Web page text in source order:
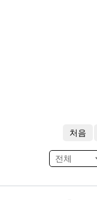
처음